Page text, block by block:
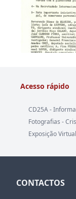
Acesso rápido
CD25A -
Fotografias -
Exposição
CONTACTOS